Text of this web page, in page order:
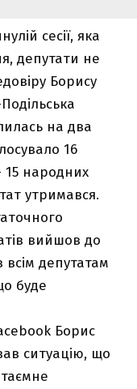
сесії, яка
депутати не
Борису
на два
16
15 народних
утримався.
вийшов до
депутатам
буде
Борис
ситуацію, що